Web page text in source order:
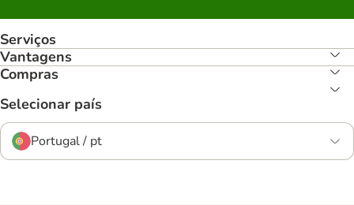
Serviços
Vantagens
Compras
Selecionar país
Portugal / pt